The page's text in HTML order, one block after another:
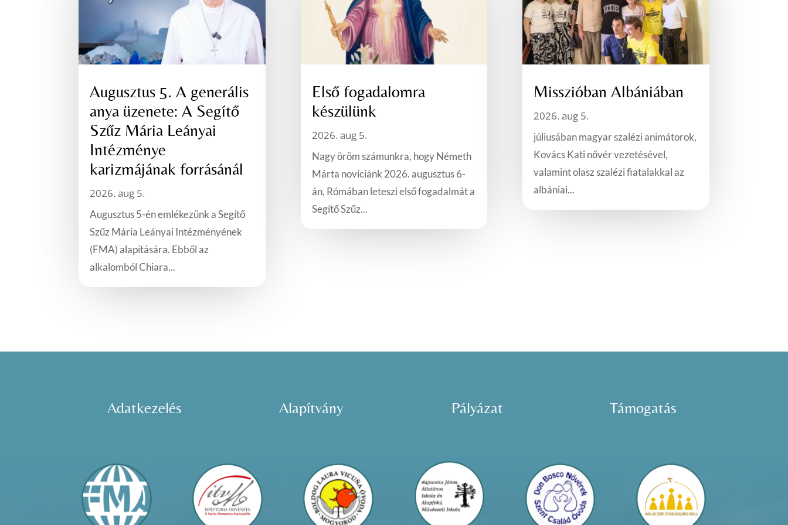
Augusztus 5. A generális
anya üzenete: A Segítő
Szűz Mária Leányai
Intézménye
karizmájának forrásánál
2026. aug 5.
Augusztus 5-én emlékezünk a Segítő
Szűz Mária Leányai Intézményének
(FMA) alapítására. Ebből az
alkalomból Chiara...
Első fogadalomra
készülünk
2026. aug 5.
Nagy öröm számunkra, hogy Németh
Márta novíciánk 2026. augusztus 6-
án, Rómában leteszi első fogadalmát a
Segítő Szűz...
Misszióban Albániában
2026. aug 5.
júliusában magyar szalézi animátorok,
Kovács Kati nővér vezetésével,
valamint olasz szalézi fiatalakkal az
albániai...
Adatkezelés Alapítvány Pályázat Támogatás